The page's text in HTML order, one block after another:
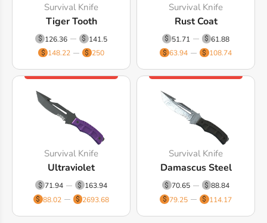
Survival Knife
Tiger Tooth
126.36
141.5
148.22
250
Survival Knife
Rust Coat
51.71
61.88
63.94
108.74
Survival Knife
Ultraviolet
71.94
163.94
88.02
2693.68
Survival Knife
Damascus Steel
70.65
88.84
79.25
114.17